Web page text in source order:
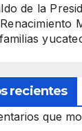
de la
recientes
que